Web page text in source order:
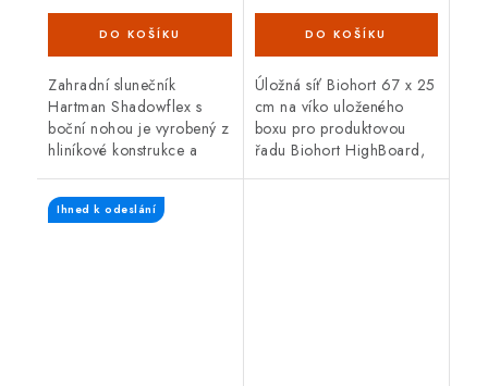
Zahradní slunečník
Hartman Shadowflex s
boční nohou je vyrobený z
hliníkové konstrukce a
barvě ecru. Rozměr
slunečníku je 300 x 300
Úložná síť Biohort 67 x 25
cm na víko uloženého
boxu pro produktovou
řadu Biohort HighBoard,
Ihned k odeslání